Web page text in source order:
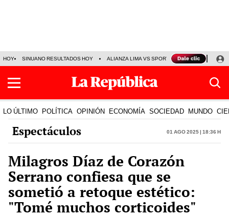
HOY SINUANO RESULTADOS HOY ALIANZA LIMA VS SPORT BOYS JORGE
LO ÚLTIMO POLÍTICA OPINIÓN ECONOMÍA SOCIEDAD MUNDO
Espectáculos 01 Ago 2025 | 18:36 h
Milagros Díaz de Corazón
Serrano confiesa que se
sometió a retoque estético:
"Tomé muchos corticoides"